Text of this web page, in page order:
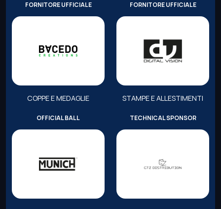
FORNITORE UFFICIALE
COPPE E MEDAGLIE
FORNITORE UFFICIALE
STAMPE E ALLESTIMENTI
OFFICIAL BALL TECHNICAL SPONSOR